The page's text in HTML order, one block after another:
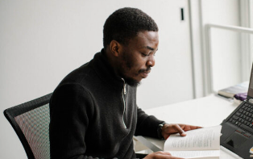
ESPACES DE PRATIQUE ARTISTIQUE
Recherche